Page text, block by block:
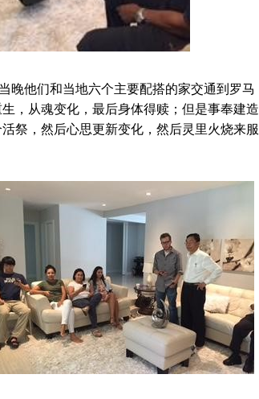
晚他们和当地六个主要配搭的家交通到罗马
，从魂变化，最后身体得赎；但是事奉建造
祭，然后心思更新变化，然后灵里火烧来服